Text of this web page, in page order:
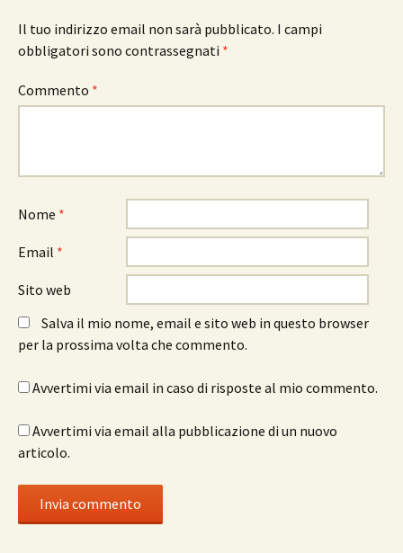
Il tuo indirizzo email non sarà pubblicato. I campi
obbligatori sono contrassegnati *
Commento *
Nome *
Email *
Sito web
Salva il mio nome, email e sito web in questo browser
per la prossima volta che commento.
Avvertimi via email in caso di risposte al mio commento.
Avvertimi via email alla pubblicazione di un nuovo
articolo.